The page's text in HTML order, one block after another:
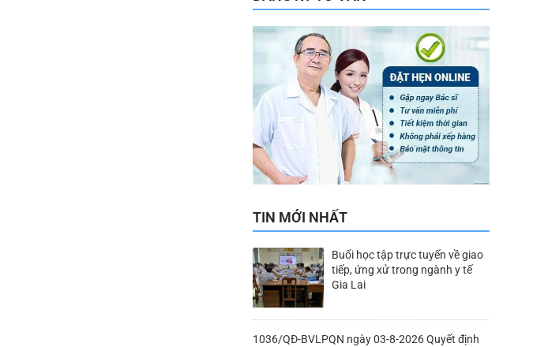
TIN MỚI NHẤT
Buổi học tập trực tuyến về giao
tiếp, ứng xử trong ngành y tế
Gia Lai
1036/QĐ-BVLPQN ngày 03-8-2026 Quyết định